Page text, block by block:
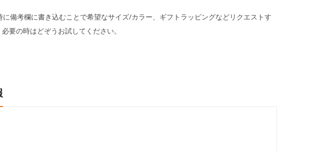
に備考欄に書き込むことで希望なサイズ/カラー、ギフトラッピングなどリクエストす
要の時はどぞうお試してください。